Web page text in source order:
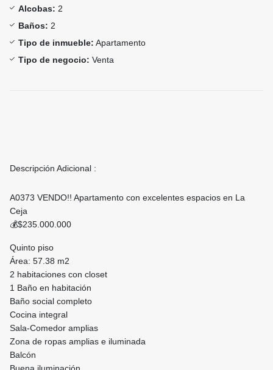
Alcobas: 2
Baños: 2
Tipo de inmueble: Apartamento
Tipo de negocio: Venta
Descripción Adicional :
A0373 VENDO!! Apartamento con excelentes espacios en La
Ceja
💰$235.000.000
Quinto piso
Área: 57.38 m2
2 habitaciones con closet
1 Baño en habitación
Baño social completo
Cocina integral
Sala-Comedor amplias
Zona de ropas amplias e iluminada
Balcón